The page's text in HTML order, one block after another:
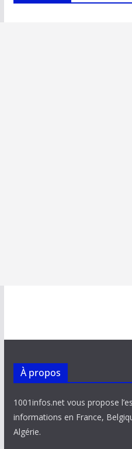
À propos
1001infos.net vous propose
informations en France,
Algérie.